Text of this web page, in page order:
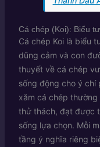
Cá chép (Koi): Biểu
Cá chép Koi là biểu
dũng cảm và con
thuyết về cá chép
sống động cho ý chí
xăm cá chép
thử thách, đạt được
sống lựa chọn. Mỗi
tầng ý nghĩa riêng